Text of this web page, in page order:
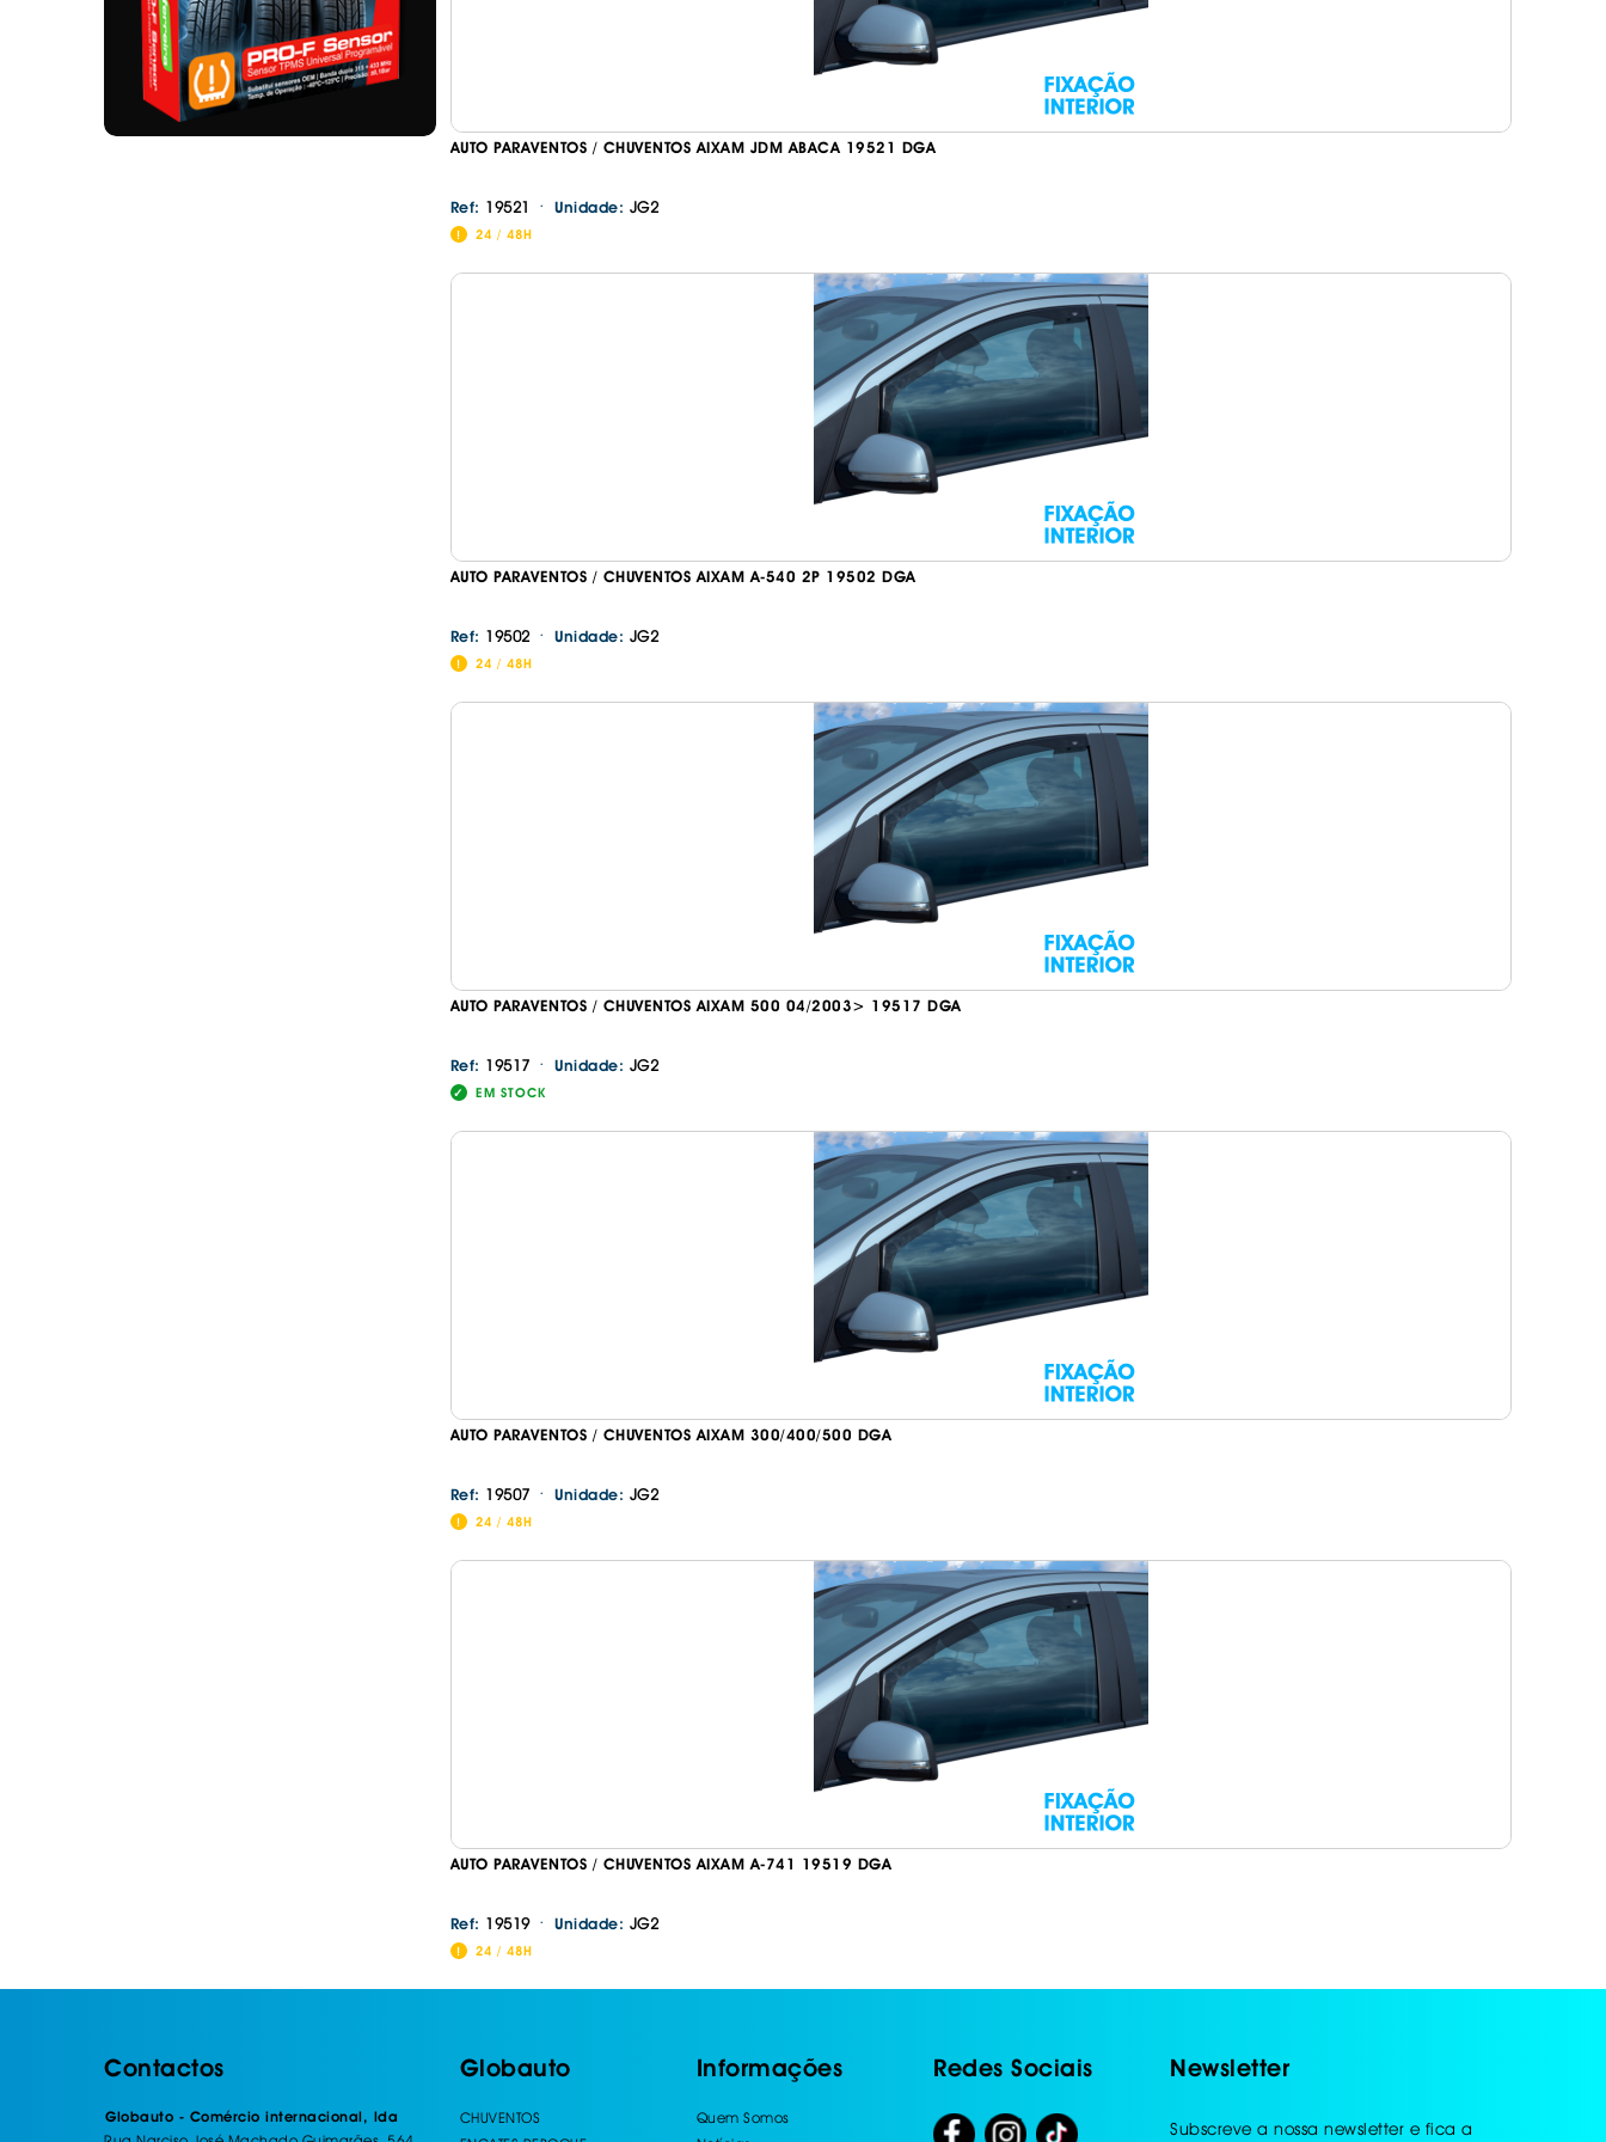
AUTO PARAVENTOS / CHUVENTOS AIXAM JDM ABACA 19521 DGA
Ref: 19521 · Unidade: JG2
24 / 48H
AUTO PARAVENTOS / CHUVENTOS AIXAM A-540 2P 19502 DGA
Ref: 19502 · Unidade: JG2
24 / 48H
AUTO PARAVENTOS / CHUVENTOS AIXAM 500 04/2003> 19517 DGA
Ref: 19517 · Unidade: JG2
EM STOCK
AUTO PARAVENTOS / CHUVENTOS AIXAM 300/400/500 DGA
Ref: 19507 · Unidade: JG2
24 / 48H
AUTO PARAVENTOS / CHUVENTOS AIXAM A-741 19519 DGA
Ref: 19519 · Unidade: JG2
24 / 48H
Ir para o carrinho
Contactos
Globauto - Comércio internacional, lda
Globauto
CHUVENTOS
Informações
Quem Somos
Redes Sociais Newsletter
Subscreve a nossa newsletter e fica a